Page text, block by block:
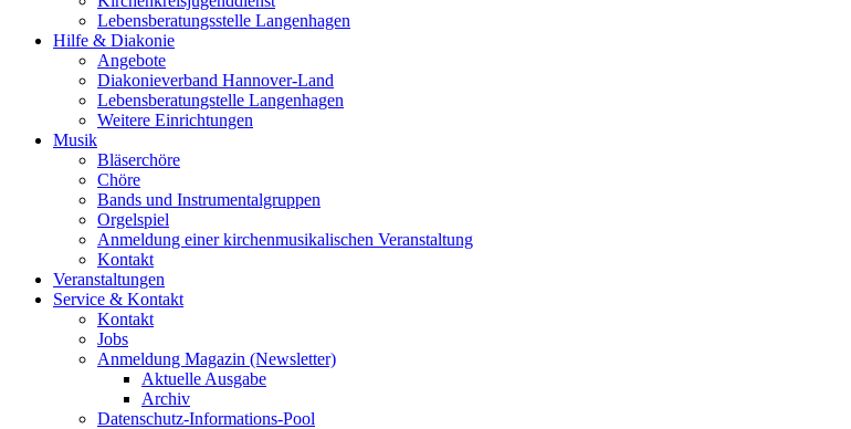
Lebensberatungsstelle Langenhagen
Hilfe & Diakonie
Angebote
Diakonieverband Hannover-Land
Lebensberatungstelle Langenhagen
Weitere Einrichtungen
Musik
Bläserchöre
Chöre
Bands und Instrumentalgruppen
Orgelspiel
Anmeldung einer kirchenmusikalischen Veranstaltung
Kontakt
Veranstaltungen
Service & Kontakt
Kontakt
Jobs
Anmeldung Magazin (Newsletter)
Aktuelle Ausgabe
Archiv
Datenschutz-Informations-Pool